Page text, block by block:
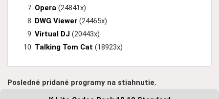
Opera (24841x)
DWG Viewer (24465x)
Virtual DJ (20443x)
Talking Tom Cat (18923x)
Posledné pridané programy na stiahnutie.